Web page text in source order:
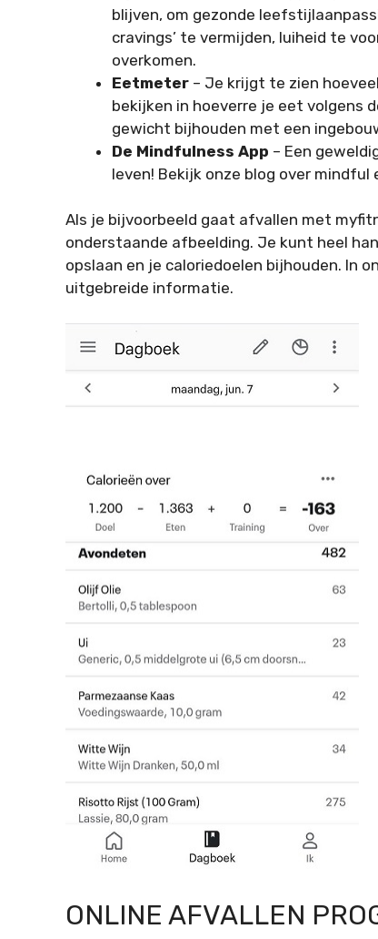
blijven, om gezonde
cravings’ te vermijden, luiheid te
overkomen.
Eetmeter – Je krijgt te zien
bekijken in hoeverre je eet volgens
gewicht bijhouden met een
De Mindfulness App – Een
leven! Bekijk onze blog over mindful
Als je bijvoorbeeld gaat afvallen met
onderstaande afbeelding. Je kunt heel
opslaan en je caloriedoelen bijhouden. In
uitgebreide informatie.
ONLINE AFVALLEN